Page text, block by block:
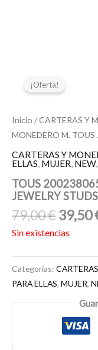
¡Oferta!
Inicio /CARTERAS Y
MONEDERO M. TOUS
CARTERAS Y
ELLAS, MUJER, NEW,
TOUS
JEWELRY
79,00€
era:
79,00
39,50
Sin existencias
Categorías:
PARA ELLAS, MUJER,